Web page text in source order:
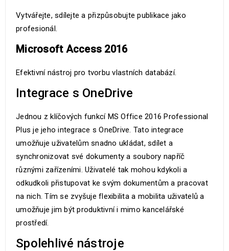
Vytvářejte, sdílejte a přizpůsobujte publikace jako
profesionál.
Microsoft Access 2016
Efektivní nástroj pro tvorbu vlastních databází.
Integrace s OneDrive
Jednou z klíčových funkcí MS Office 2016 Professional
Plus je jeho integrace s OneDrive. Tato integrace
umožňuje uživatelům snadno ukládat, sdílet a
synchronizovat své dokumenty a soubory napříč
různými zařízeními. Uživatelé tak mohou kdykoli a
odkudkoli přistupovat ke svým dokumentům a pracovat
na nich. Tím se zvyšuje flexibilita a mobilita uživatelů a
umožňuje jim být produktivní i mimo kancelářské
prostředí.
Spolehlivé nástroje